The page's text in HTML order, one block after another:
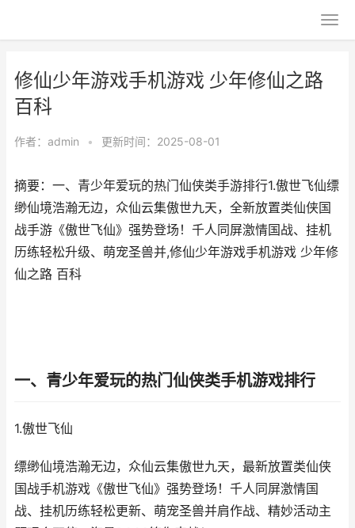
修仙少年游戏手机游戏 少年修仙之路
百科
作者： admin • 更新时间：2025-08-01
摘要：一、青少年爱玩的热门仙侠类手游排行1.傲世飞仙缥
缈仙境浩瀚无边，众仙云集傲世九天，全新放置类仙侠国
战手游《傲世飞仙》强势登场！千人同屏激情国战、挂机
历练轻松升级、萌宠圣兽并,修仙少年游戏手机游戏 少年修
仙之路 百科
一、青少年爱玩的热门仙侠类手机游戏排行
1.傲世飞仙
缥缈仙境浩瀚无边，众仙云集傲世九天，最新放置类仙侠
国战手机游戏《傲世飞仙》强势登场！千人同屏激情国
战、挂机历练轻松更新、萌宠圣兽并肩作战、精妙活动主